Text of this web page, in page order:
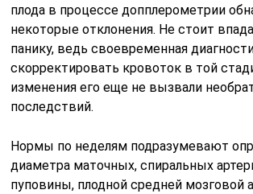
плода в процессе допплерометрии
некоторые отклонения. Не стоит
панику, ведь своевременная
скорректировать кровоток в той
изменения его еще не вызвали
последствий.
Нормы по неделям подразумевают
диаметра маточных, спиральных
пуповины, плодной средней мозговой